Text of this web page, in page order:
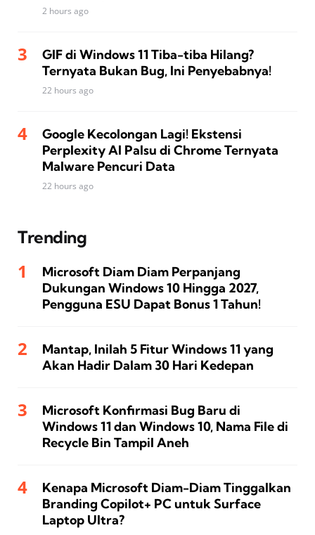
2 hours ago
GIF di Windows 11 Tiba-tiba Hilang?
Ternyata Bukan Bug, Ini Penyebabnya!
22 hours ago
Google Kecolongan Lagi! Ekstensi
Perplexity AI Palsu di Chrome Ternyata
Malware Pencuri Data
22 hours ago
Trending
Microsoft Diam Diam Perpanjang
Dukungan Windows 10 Hingga 2027,
Pengguna ESU Dapat Bonus 1 Tahun!
Mantap, Inilah 5 Fitur Windows 11 yang
Akan Hadir Dalam 30 Hari Kedepan
Microsoft Konfirmasi Bug Baru di
Windows 11 dan Windows 10, Nama File di
Recycle Bin Tampil Aneh
Kenapa Microsoft Diam-Diam Tinggalkan
Branding Copilot+ PC untuk Surface
Laptop Ultra?